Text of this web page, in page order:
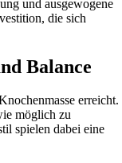
und ausgewogene
die sich
Balance
erreicht.
möglich zu
spielen dabei eine